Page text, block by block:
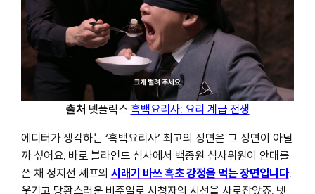
출처 넷플릭스흑백요리사: 요리 계급 전쟁
에디터가 생각하는 ‘흑백요리사’ 최고의 장면은 그 장면이 아닐
까 싶어요. 바로 블라인드 심사에서 백종원 심사위원이 안대를
쓴 채 정지선 셰프의 시래기 바쓰 흑초 강정을 먹는 장면입니다.